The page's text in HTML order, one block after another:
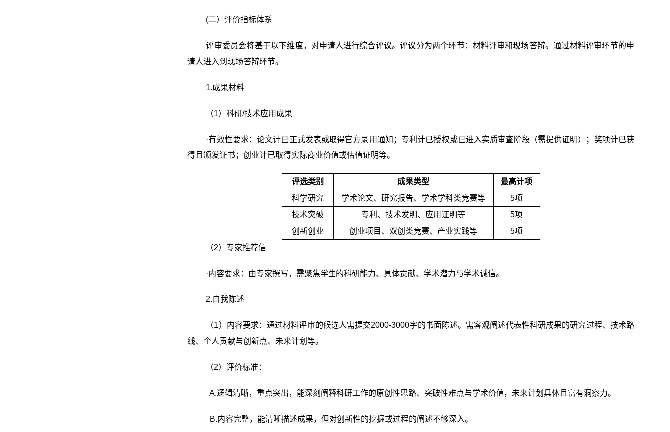
(二）评价指标体系
评审委员会将基于以下维度，对申请人进行综合评议。评议分为两个环节：材料评审和现场答辩。通过材料评审环节的申
请人进入到现场答辩环节。
1.成果材料
（1）科研/技术应用成果
·有效性要求：论文计已正式发表或取得官方录用通知；专利计已授权或已进入实质审查阶段（需提供证明）；奖项计已获
得且颁发证书；创业计已取得实际商业价值或估值证明等。
评选类别 成果类型
最高计项
科学研究
学术论文、研究报告、学术学科类竞赛等
5项
技术突破
专利、技术发明、应用证明等
5项
创新创业
创业项目、双创类竞赛、产业实践等
5项
（2）专家推荐信
·内容要求：由专家撰写，需聚焦学生的科研能力、具体贡献、学术潜力与学术诚信。
2.自我陈述
（1）内容要求：通过材料评审的候选人需提交2000-3000字的书面陈述。需客观阐述代表性科研成果的研究过程、技术路
线、个人贡献与创新点、未来计划等。
（2）评价标准：
A.逻辑清晰，重点突出，能深刻阐释科研工作的原创性思路、突破性难点与学术价值，未来计划具体且富有洞察力。
B.内容完整，能清晰描述成果，但对创新性的挖掘或过程的阐述不够深入。